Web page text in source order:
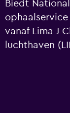
Biedt
vanaf Lima J
luchthaven